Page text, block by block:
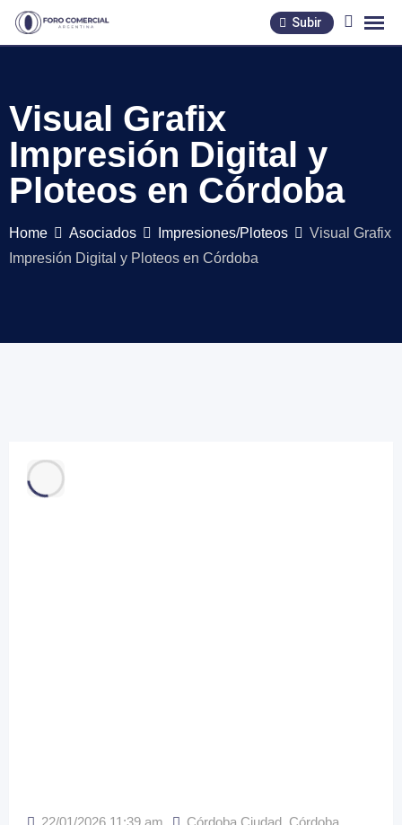
Skip
Subir
Visual Grafix
Impresión Digital y
Ploteos en Córdoba
Home Asociados Impresiones/Ploteos
Visual Grafix
Impresión Digital y Ploteos en Córdoba
22/01/2026 11:39 am Córdoba Ciudad, Córdoba